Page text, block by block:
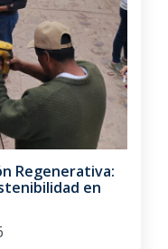
Regenerativa:
en